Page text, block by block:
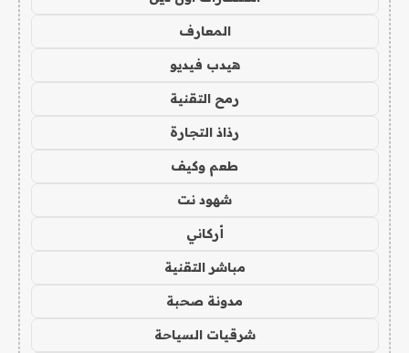
المعارف
هيدب فيديو
رمح التقنية
رذاذ التجارة
طعم وكيف
شهود نت
أركاني
مباشر التقنية
مدونة صحبة
شرقيات السياحة